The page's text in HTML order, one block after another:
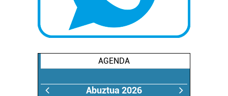
AGENDA
Abuztua 2026